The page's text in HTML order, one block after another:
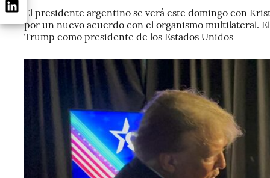
El presidente argentino se verá este domingo con
por un nuevo acuerdo con el organismo multilateral.
Trump como presidente de los Estados Unidos